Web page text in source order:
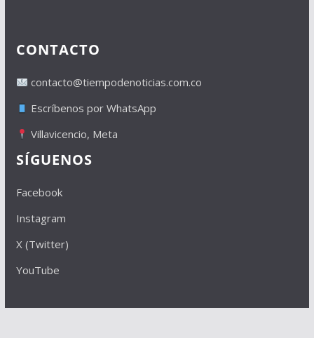
CONTACTO
contacto@tiempodenoticias.com.co
Escríbenos por WhatsApp
Villavicencio, Meta
SÍGUENOS
Facebook
Instagram
X (Twitter)
YouTube